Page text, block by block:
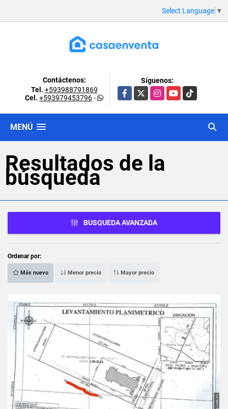
Select Language ▼
Contáctenos:
Tel. +593988791869
Cel. +593979453796-
Síguenos:
Facebook
X InstagramYouTubeTikTok
MENÚ
Resultados de la
búsqueda
BUSQUEDA AVANZADA
Ordenar por:
Más nuevo Menor precio Mayor precio